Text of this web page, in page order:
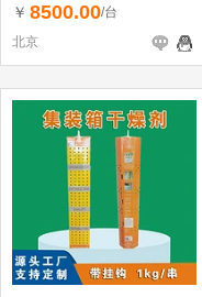
￥ 8500.00/台
北京